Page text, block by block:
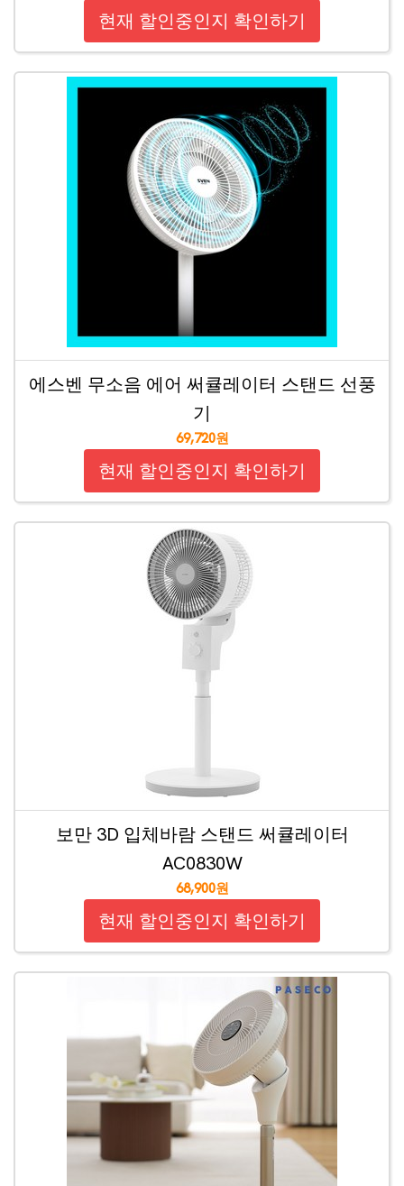
현재 할인중인지 확인하기
에스벤 무소음 에어 써큘레이터 스탠드 선풍
기
69,720원
현재 할인중인지 확인하기
보만 3D 입체바람 스탠드 써큘레이터
AC0830W
68,900원
현재 할인중인지 확인하기